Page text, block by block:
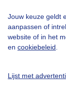
Jouw keuze geldt
aanpassen of
website of in het
en cookiebeleid
Lijst met
Adverteren